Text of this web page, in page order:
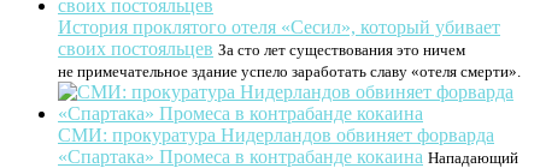
История проклятого отеля «Сесил», который убивает
своих постояльцев За сто лет существования это ничем
не примечательное здание успело заработать славу «отеля смерти».
СМИ: прокуратура Нидерландов обвиняет форварда
«Спартака» Промеса в контрабанде кокаина Нападающий